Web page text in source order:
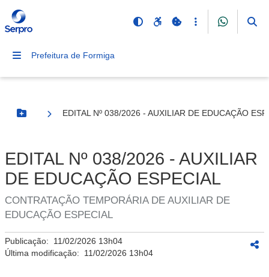
Prefeitura de Formiga
Botão Menu
EDITAL Nº 038/2026 - AUXILIAR DE EDUCAÇÃO
EDITAL Nº 038/2026 - AUXILIAR
DE EDUCAÇÃO ESPECIAL
CONTRATAÇÃO TEMPORÁRIA DE AUXILIAR DE
EDUCAÇÃO ESPECIAL
Publicação: 11/02/2026 13h04
Última modificação: 11/02/2026 13h04